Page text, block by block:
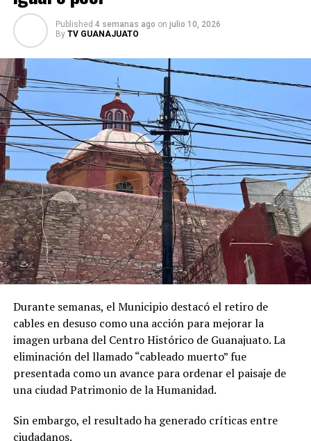
Published 4 semanas ago on julio 10, 2026
By TV GUANAJUATO
Durante semanas, el Municipio destacó el retiro de
cables en desuso como una acción para mejorar la
imagen urbana del Centro Histórico de Guanajuato. La
eliminación del llamado “cableado muerto” fue
presentada como un avance para ordenar el paisaje de
una ciudad Patrimonio de la Humanidad.
Sin embargo, el resultado ha generado críticas entre
ciudadanos.